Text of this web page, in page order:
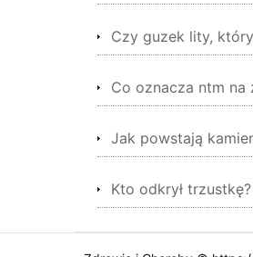
Czy guzek lity,
Co oznacza ntm na
Jak powstają
Kto odkrył trzustkę?